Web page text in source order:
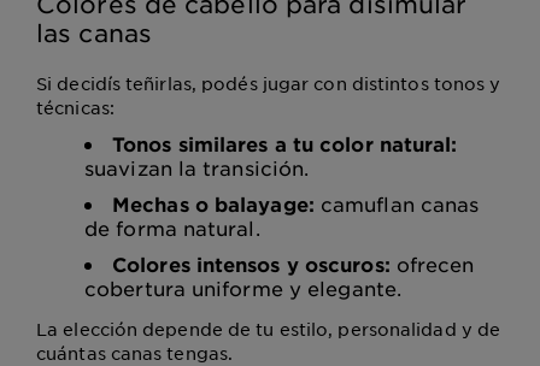
las canas
Si decidís teñirlas, podés jugar con distintos tonos y
técnicas:
Tonos similares a tu color natural:
suavizan la transición.
Mechas o balayage: camuflan canas
de forma natural.
Colores intensos y oscuros: ofrecen
cobertura uniforme y elegante.
La elección depende de tu estilo, personalidad y de
cuántas canas tengas.